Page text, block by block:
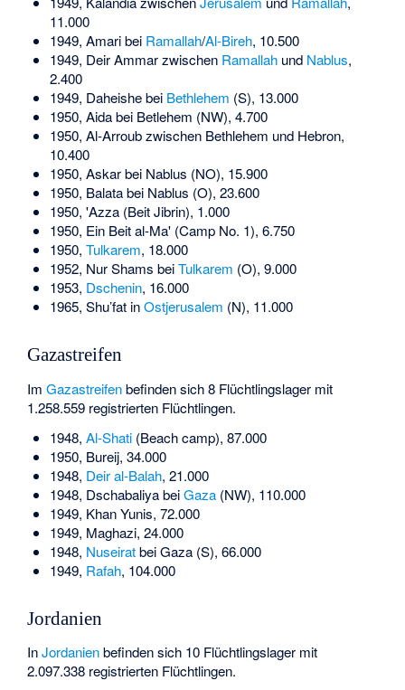
11.000
1949, Amari bei Ramallah/Al-Bireh, 10.500
1949, Deir Ammar zwischen Ramallahund Nablus,
2.400
1949, Daheishe bei Bethlehem (S), 13.000
1950, Aida bei Betlehem (NW), 4.700
1950, Al-Arroub zwischen Bethlehem und Hebron,
10.400
1950, Askar bei Nablus (NO), 15.900
1950, Balata bei Nablus (O), 23.600
1950, 'Azza (Beit Jibrin), 1.000
1950, Ein Beit al-Ma' (Camp No. 1), 6.750
1950, Tulkarem, 18.000
1952, Nur Shams beiTulkarem (O), 9.000
1953, Dschenin, 16.000
1965, Shu’fat inOstjerusalem (N), 11.000
Gazastreifen
ImGazastreifenbefinden sich 8 Flüchtlingslager mit
1.258.559 registrierten Flüchtlingen.
1948, Al-Shati(Beach camp), 87.000
1950, Bureij, 34.000
1948, Deir al-Balah, 21.000
1948, Dschabaliya beiGaza(NW), 110.000
1949, Khan Yunis, 72.000
1949, Maghazi, 24.000
1948, Nuseiratbei Gaza (S), 66.000
1949, Rafah, 104.000
Jordanien
InJordanienbefinden sich 10 Flüchtlingslager mit
2.097.338 registrierten Flüchtlingen.